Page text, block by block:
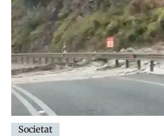
Societat